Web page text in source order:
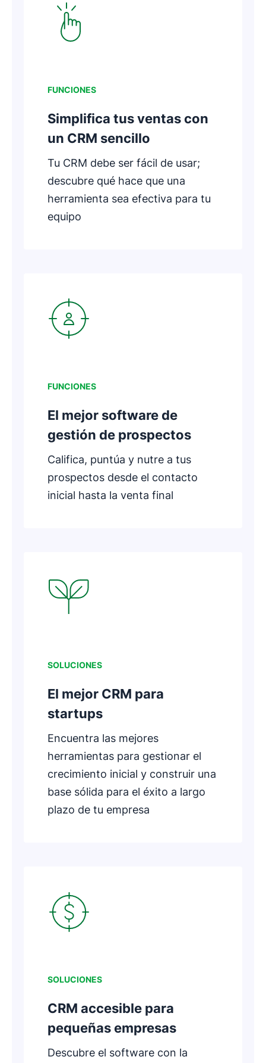
FUNCIONES
Simplifica tus ventas con
un CRM sencillo
Tu CRM debe ser fácil de usar;
descubre qué hace que una
herramienta sea efectiva para tu
equipo
Se abre en una nueva ventana
FUNCIONES
El mejor software de
gestión de prospectos
Califica, puntúa y nutre a tus
prospectos desde el contacto
inicial hasta la venta final
Se abre en una nueva ventana
SOLUCIONES
El mejor CRM para
startups
Encuentra las mejores
herramientas para gestionar el
crecimiento inicial y construir una
base sólida para el éxito a largo
plazo de tu empresa
Se abre en una nueva ventana
SOLUCIONES
CRM accesible para
pequeñas empresas
Descubre el software con la
Se abre en una nueva ventana